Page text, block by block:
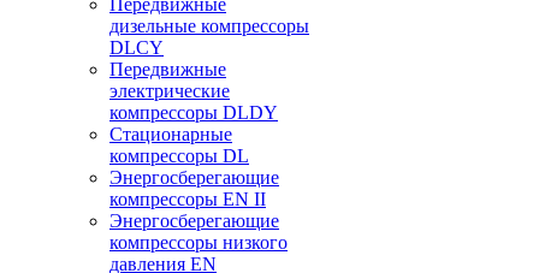
Передвижные
дизельные компрессоры
DLCY
Передвижные
электрические
компрессоры DLDY
Стационарные
компрессоры DL
Энергосберегающие
компрессоры EN II
Энергосберегающие
компрессоры низкого
давления EN